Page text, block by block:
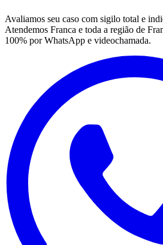
Avaliamos seu caso com sigilo total e
Atendemos Franca e toda a região de
100% por WhatsApp e videochamada.